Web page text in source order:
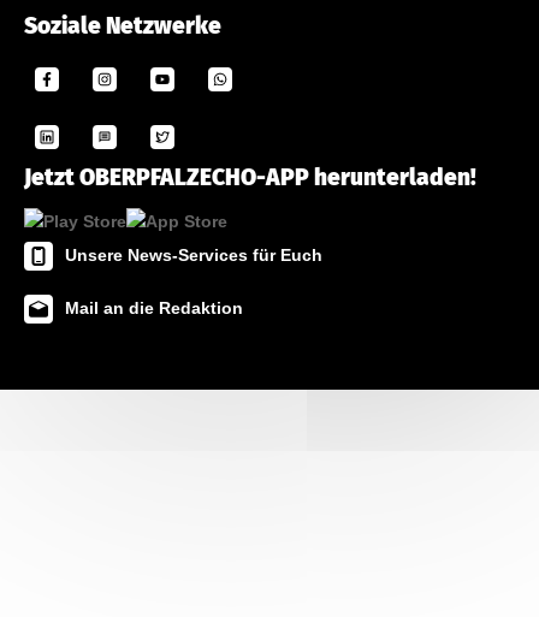
Soziale Netzwerke
Jetzt OBERPFALZECHO-APP herunterladen!
Unsere News-Services für Euch
Mail an die Redaktion